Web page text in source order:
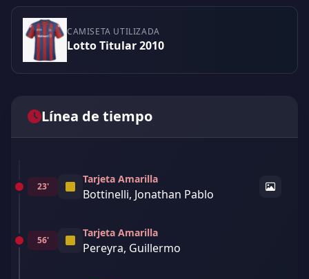
CAMISETA UTILIZADA
Lotto Titular 2010
Línea de tiempo
23'
Tarjeta Amarilla
Bottinelli, Jonathan Pablo
56'
Tarjeta Amarilla
Pereyra, Guillermo